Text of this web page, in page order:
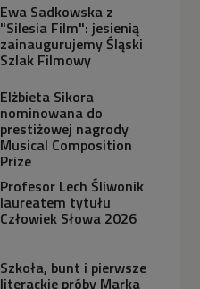
Ewa Sadkowska z
"Silesia Film": jesienią
zainaugurujemy Śląski
Szlak Filmowy
Elżbieta Sikora
nominowana do
prestiżowej nagrody
Musical Composition
Prize
Profesor Lech Śliwonik
laureatem tytułu
Człowiek Słowa 2026
Szkoła, bunt i pierwsze
literackie próby Marka